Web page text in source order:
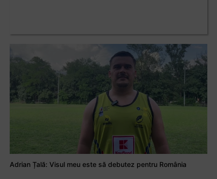
Adrian Țală: Visul meu este să debutez pentru România